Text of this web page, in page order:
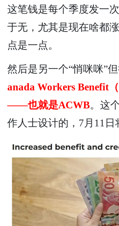
这笔钱是每个季度发一
于无，尤其是现在啥都
点是一点。
然后是另一个“悄咪咪”
anada Workers Benefit
——也就是ACWB。这
作人士设计的，7月11日